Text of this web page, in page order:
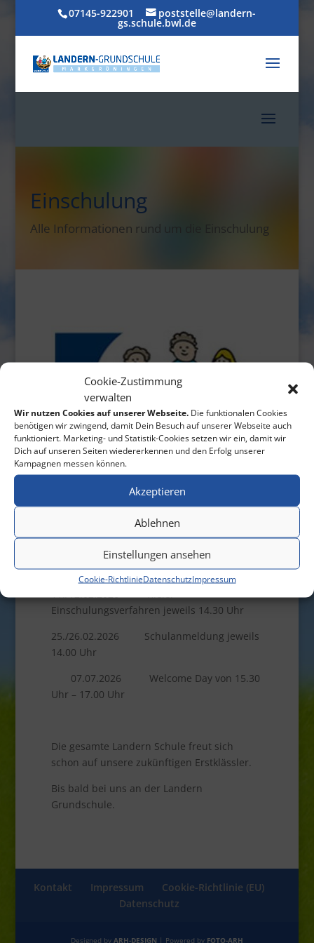
Cookie-Zustimmung
verwalten
Wir nutzen Cookies auf unserer Webseite. Die funktionalen Cookies
benötigen wir zwingend, damit Dein Besuch auf unserer Webseite auch
funktioniert. Marketing- und Statistik-Cookies setzen wir ein, damit wir
Dich auf unseren Seiten wiedererkennen und den Erfolg unserer
Kampagnen messen können.
Akzeptieren
Ablehnen
Einstellungen ansehen
Cookie-RichtlinieDatenschutzImpressum
07145-922901 poststelle@landern-
gs.schule.bwl.de
Einschulung
Alle Informationen rund um die Einschulung
11./13.11.2025
Einschulungselternabend jeweils 20 Uhr
11./12.02.2026 Kieler
Einschulungsverfahren jeweils 14.30 Uhr
25./26.02.2026 Schulanmeldung jeweils
14.00 Uhr
07.07.2026 Welcome Day von 15.30
Uhr – 17.00 Uhr
Die gesamte Landern Schule freut sich
schon auf unsere zukünftigen Erstklässler.
Bis bald bei uns an der Landern
Grundschule.
Kontakt Impressum
Cookie-Richtlinie (EU)
Datenschutz
Designed by ARH-DESIGN | Powered by FOTO-ARH